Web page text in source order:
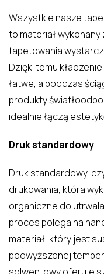
Wszystkie nasze
to materiał
tapetowania
Dzięki temu
łatwe, a podczas
produkty
idealnie łączą
Druk standardowy
Druk standardowy,
drukowania, która
organiczne do
proces polega na
materiał, który jest
podwyższonej
solwentowy oferuje